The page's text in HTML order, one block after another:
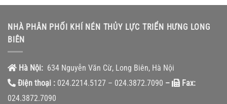
NHÀ PHÂN PHỐI KHÍ NÉN THỦY LỰC TRIỂN HƯNG LONG
BIÊN
Hà Nội: 634 Nguyễn Văn Cừ, Long Biên, Hà Nội
Điện thoại : 024.2214.5127 – 024.3872.7090 –
Fax:
024.3872.7090